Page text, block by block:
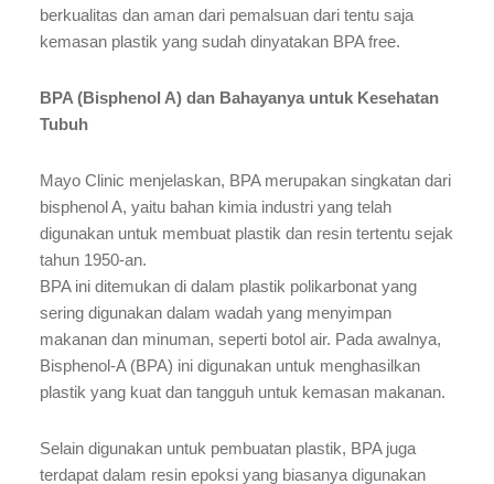
berkualitas dan aman dari pemalsuan dari tentu saja
kemasan plastik yang sudah dinyatakan BPA free.
BPA (Bisphenol A) dan Bahayanya untuk Kesehatan
Tubuh
Mayo Clinic menjelaskan, BPA merupakan singkatan dari
bisphenol A, yaitu bahan kimia industri yang telah
digunakan untuk membuat plastik dan resin tertentu sejak
tahun 1950-an.
BPA ini ditemukan di dalam plastik polikarbonat yang
sering digunakan dalam wadah yang menyimpan
makanan dan minuman, seperti botol air. Pada awalnya,
Bisphenol-A (BPA) ini digunakan untuk menghasilkan
plastik yang kuat dan tangguh untuk kemasan makanan.
Selain digunakan untuk pembuatan plastik, BPA juga
terdapat dalam resin epoksi yang biasanya digunakan